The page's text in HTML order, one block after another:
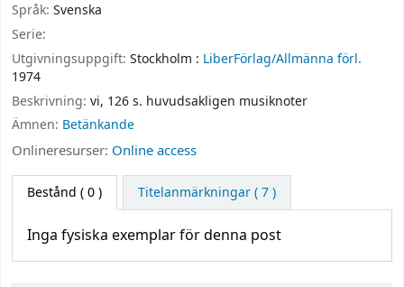
Språk: Svenska
Serie:
Utgivningsuppgift: Stockholm : LiberFörlag/Allmänna förl.
1974
Beskrivning: vi, 126 s. huvudsakligen musiknoter
Ämnen: Betänkande
Onlineresurser: Online access
Bestånd ( 0 ) Titelanmärkningar ( 7 )
Inga fysiska exemplar för denna post